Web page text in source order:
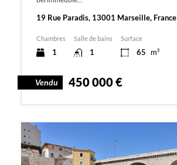
19 Rue Paradis, 13001 Marseille, France
Chambres
1
Salle de bains
1
Surface
65 m²
Vendu 450 000 €